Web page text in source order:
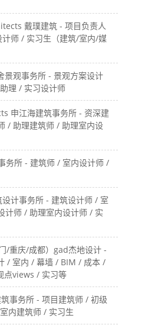
戴璞建筑 - 项目负责人
师 / 实习生（建筑/室内/媒
景观事务所 - 景观方案设计
理 / 实习设计师
申江海建筑事务所 - 资深建
/ 助理建筑师 / 助理室内设
务所 - 建筑师 / 室内设计师 /
设计事务所 - 建筑设计师 / 室
计师 / 助理室内设计师 / 实
/重庆/成都）gad杰地设计 -
/ 室内 / 幕墙 / BIM / 成本 /
点views / 实习等
筑事务所 - 项目建筑师 / 初级
内建筑师 / 实习生